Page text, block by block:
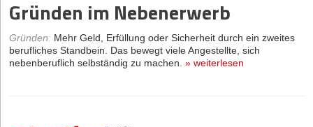
Gründen im Nebenerwerb
Gründen: Mehr Geld, Erfüllung oder Sicherheit durch ein zweites
berufliches Standbein. Das bewegt viele Angestellte, sich
nebenberuflich selbständig zu machen. » weiterlesen